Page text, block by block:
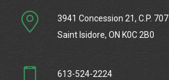
3941 Concession 21, C.P. 707
Saint Isidore, ON K0C 2B0
613-524-2224